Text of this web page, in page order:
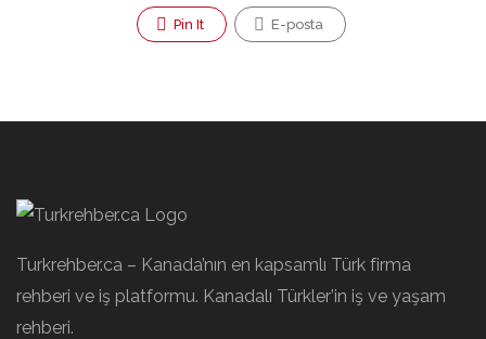
Pin It E-posta
Turkrehber.ca – Kanada’nın en kapsamlı Türk firma
rehberi ve iş platformu. Kanadalı Türkler’in iş ve yaşam
rehberi.